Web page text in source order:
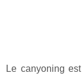
Le canyoning